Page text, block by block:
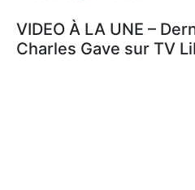
VIDEO À LA UNE –
Charles Gave sur TV